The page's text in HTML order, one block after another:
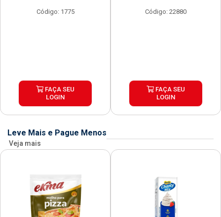
Código: 1775
FAÇA SEU
LOGIN
Código: 22880
FAÇA SEU
LOGIN
Leve Mais e Pague Menos
Veja mais